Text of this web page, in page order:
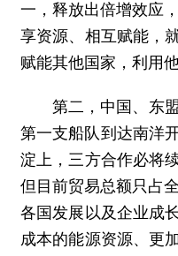
一，释放出倍增效应
享资源、相互赋能，
赋能其他国家，利用
第二，中国、东
第一支船队到达南洋
淀上，三方合作必将
但目前贸易总额只占
各国发展以及企业成
成本的能源资源、更